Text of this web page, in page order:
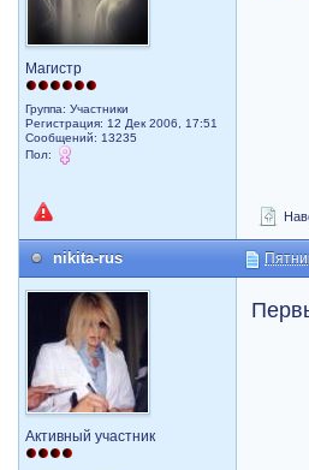
Магистр
Группа: Участники
Регистрация: 12 Дек 2006, 17:51
Сообщений: 13235
Пол:
nikita-rus
Активный участник